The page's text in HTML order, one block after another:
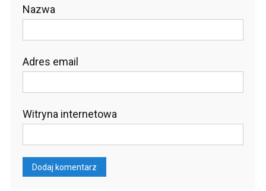
Nazwa
Adres email
Witryna internetowa